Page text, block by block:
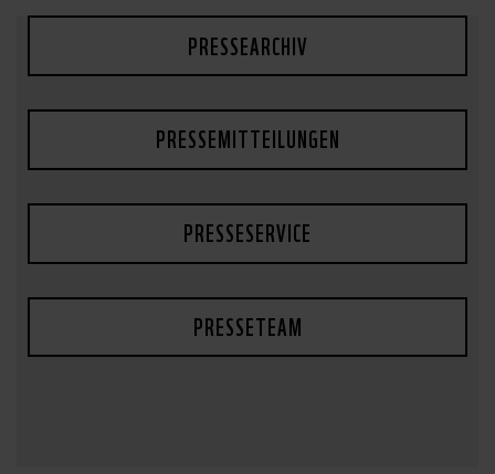
PRESSEARCHIV
PRESSEMITTEILUNGEN
PRESSESERVICE
PRESSETEAM